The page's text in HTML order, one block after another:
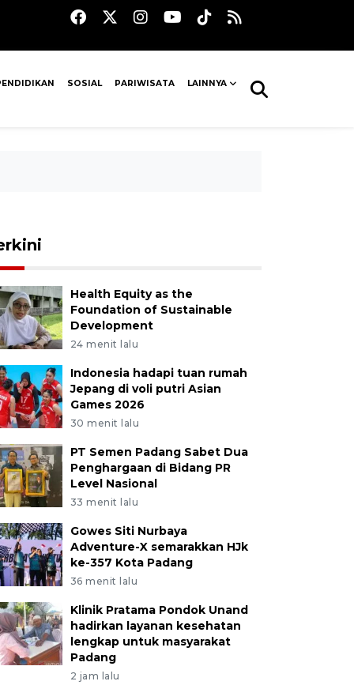
SOSIAL PARIWISATA LAINNYA
Health Equity as the
Foundation of Sustainable
Development
24 menit lalu
Indonesia hadapi tuan rumah
Jepang di voli putri Asian
Games 2026
30 menit lalu
PT Semen Padang Sabet Dua
Penghargaan di Bidang PR
Level Nasional
33 menit lalu
Gowes Siti Nurbaya
Adventure-X semarakkan HJk
ke-357 Kota Padang
36 menit lalu
Klinik Pratama Pondok Unand
hadirkan layanan kesehatan
lengkap untuk masyarakat
Padang
2 jam lalu